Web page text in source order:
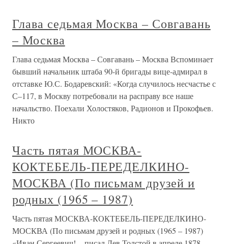
Глава седьмая Москва – Совгавань
– Москва
Глава седьмая Москва – Совгавань – Москва Вспоминает
бывший начальник штаба 90-й бригады вице-адмирал в
отставке Ю.С. Бодаревский: «Когда случилось несчастье с
С–117, в Москву потребовали на расправу все наше
начальство. Поехали Холостяков, Радионов и Прокофьев.
Никто
Часть пятая МОСКВА-
КОКТЕБЕЛЬ-ПЕРЕДЕЛКИНО-
МОСКВА (По письмам друзей и
родных (1965 – 1987)
Часть пятая МОСКВА-КОКТЕБЕЛЬ-ПЕРЕДЕЛКИНО-
МОСКВА (По письмам друзей и родных (1965 – 1987)